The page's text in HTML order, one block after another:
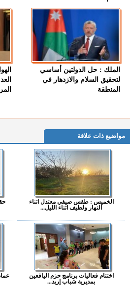
الملك : حل الدولتين أساسي
لتحقيق السلام والازدهار في
المنطقة
مواضيع ذات علاقة
الخميس : طقس صيفي معتدل اثناء
النهار ولطيف اثناء الليل...
اختتام فعاليات برنامج حزم اليافعين
بمديرية شباب إربد...